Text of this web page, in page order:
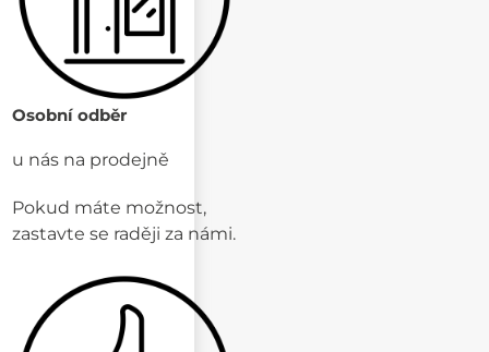
Osobní odběr
u nás na prodejně
Pokud máte možnost,
zastavte se raději za námi.